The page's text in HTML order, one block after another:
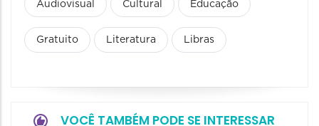
Audiovisual Cultural Educação
Gratuito Literatura Libras
VOCÊ TAMBÉM PODE SE INTERESSAR